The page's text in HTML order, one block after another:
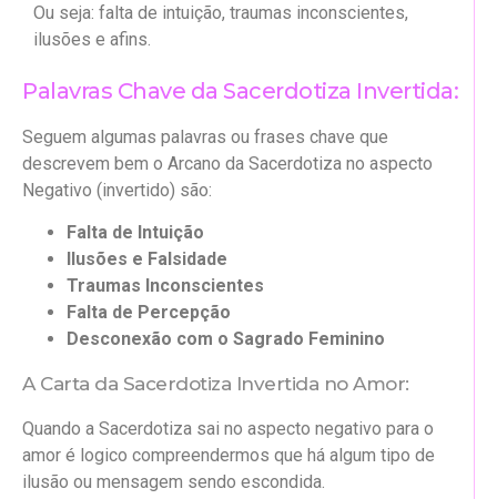
Ou seja: falta de intuição, traumas inconscientes,
ilusões e afins.
Palavras Chave da Sacerdotiza Invertida:
Seguem algumas palavras ou frases chave que
descrevem bem o Arcano da Sacerdotiza no aspecto
Negativo (invertido) são:
Falta de Intuição
Ilusões e Falsidade
Traumas Inconscientes
Falta de Percepção
Desconexão com o Sagrado Feminino
A Carta da Sacerdotiza Invertida no Amor:
Quando a Sacerdotiza sai no aspecto negativo para o
amor é logico compreendermos que há algum tipo de
ilusão ou mensagem sendo escondida.